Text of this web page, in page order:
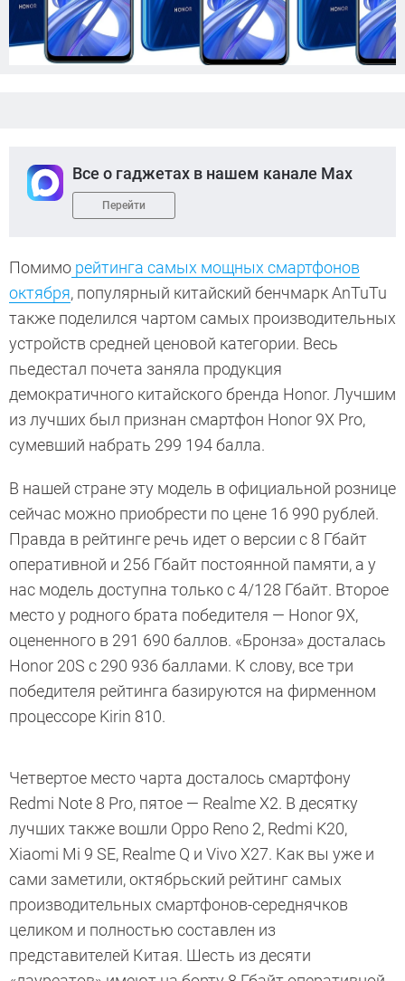
Все о гаджетах в нашем канале Max
Перейти
Помимо рейтинга самых мощных смартфонов
октября, популярный китайский бенчмарк AnTuTu
также поделился чартом самых производительных
устройств средней ценовой категории. Весь
пьедестал почета заняла продукция
демократичного китайского бренда Honor. Лучшим
из лучших был признан смартфон Honor 9X Pro,
сумевший набрать 299 194 балла.
В нашей стране эту модель в официальной рознице
сейчас можно приобрести по цене 16 990 рублей.
Правда в рейтинге речь идет о версии с 8 Гбайт
оперативной и 256 Гбайт постоянной памяти, а у
нас модель доступна только с 4/128 Гбайт. Второе
место у родного брата победителя — Honor 9X,
оцененного в 291 690 баллов. «Бронза» досталась
Honor 20S с 290 936 баллами. К слову, все три
победителя рейтинга базируются на фирменном
процессоре Kirin 810.
Четвертое место чарта досталось смартфону
Redmi Note 8 Pro, пятое — Realme X2. В десятку
лучших также вошли Oppo Reno 2, Redmi K20,
Xiaomi Mi 9 SE, Realme Q и Vivo X27. Как вы уже и
сами заметили, октябрьский рейтинг самых
производительных смартфонов-середнячков
целиком и полностью составлен из
представителей Китая. Шесть из десяти